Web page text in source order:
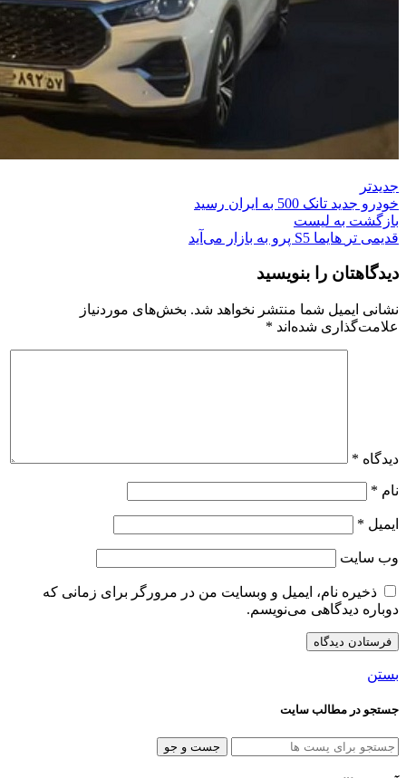
جدیدتر
خودرو جدید تانک 500 به ایران رسید
بازگشت به لیست
قدیمی تر هایما S5 پرو به بازار می‌آید
دیدگاهتان را بنویسید
نشانی ایمیل شما منتشر نخواهد شد. بخش‌های موردنیاز
علامت‌گذاری شده‌اند *
دیدگاه *
نام *
ایمیل *
وب‌ سایت
ذخیره نام، ایمیل و وبسایت من در مرورگر برای زمانی که
دوباره دیدگاهی می‌نویسم.
بستن
جستجو در مطالب سایت
جست و جو